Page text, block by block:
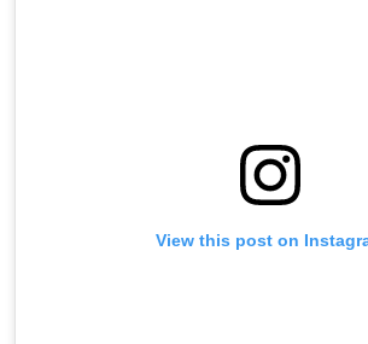
View this post on